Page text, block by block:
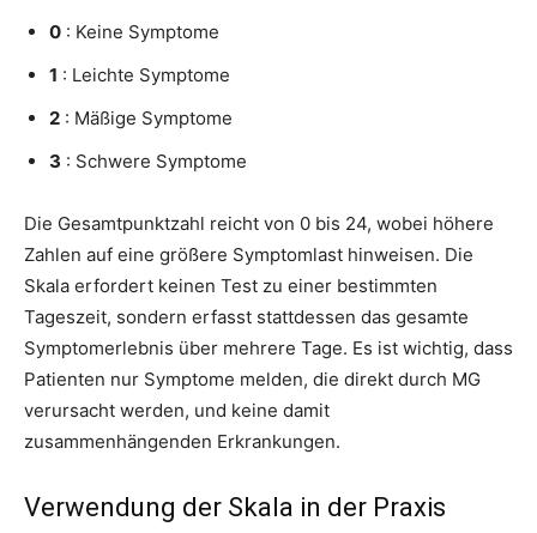
0 : Keine Symptome
1 : Leichte Symptome
2 : Mäßige Symptome
3 : Schwere Symptome
Die Gesamtpunktzahl reicht von 0 bis 24, wobei höhere
Zahlen auf eine größere Symptomlast hinweisen. Die
Skala erfordert keinen Test zu einer bestimmten
Tageszeit, sondern erfasst stattdessen das gesamte
Symptomerlebnis über mehrere Tage. Es ist wichtig, dass
Patienten nur Symptome melden, die direkt durch MG
verursacht werden, und keine damit
zusammenhängenden Erkrankungen.
Verwendung der Skala in der Praxis